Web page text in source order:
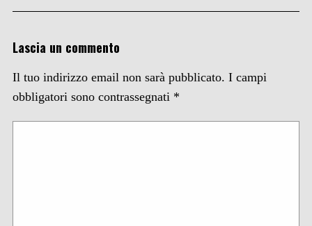
Lascia un commento
Il tuo indirizzo email non sarà pubblicato. I campi
obbligatori sono contrassegnati *